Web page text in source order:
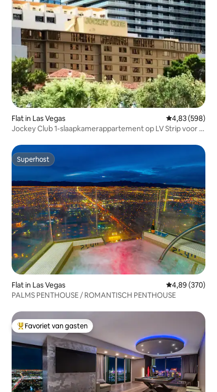
Flat in Las Vegas Gemiddelde
4,83 (598)
Jockey Club 1-slaapkamerappartement op LV Strip voor 4
Superhost
Superhost
Flat in Las Vegas Gemiddelde
4,89 (370)
PALMS PENTHOUSE / ROMANTISCH PENTHOUSE
Topfavoriet van gasten
Favoriet van gasten